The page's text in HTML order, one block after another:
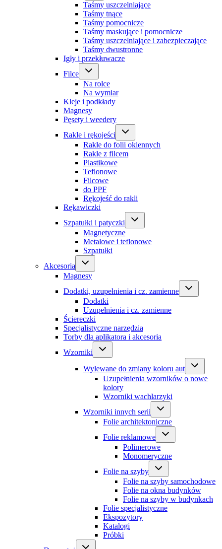
Taśmy uszczelniające
Taśmy tnące
Taśmy pomocnicze
Taśmy maskujące i pomocnicze
Taśmy uszczelniające i zabezpieczające
Taśmy dwustronne
Igły i przekłuwacze
Filce
Na rolce
Na wymiar
Kleje i podkłady
Magnesy
Pęsety i weedery
Rakle i rękojeści
Rakle do folii okiennych
Rakle z filcem
Plastikowe
Teflonowe
Filcowe
do PPF
Rękojeść do rakli
Rękawiczki
Szpatułki i patyczki
Magnetyczne
Metalowe i teflonowe
Szpatułki
Akcesoria
Magnesy
Dodatki, uzupełnienia i cz. zamienne
Dodatki
Uzupełnienia i cz. zamienne
Ściereczki
Specjalistyczne narzędzia
Torby dla aplikatora i akcesoria
Wzorniki
Wylewane do zmiany koloru aut
Uzupełnienia wzorników o nowe
kolory
Wzorniki wachlarzyki
Wzorniki innych serii
Folie architektoniczne
Folie reklamowe
Polimerowe
Monomeryczne
Folie na szyby
Folie na szyby samochodowe
Folie na okna budynków
Folie na szyby w budynkach
Folie specjalistyczne
Ekspozytory
Katalogi
Próbki